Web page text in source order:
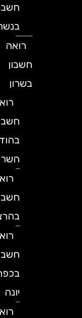
חשבון
בנשר
רואה
חשבון
בשרון
רואה
חשבון
בהוד
השרון
רואה
חשבון
בהרצליה
רואה
חשבון
בכפר
רואה